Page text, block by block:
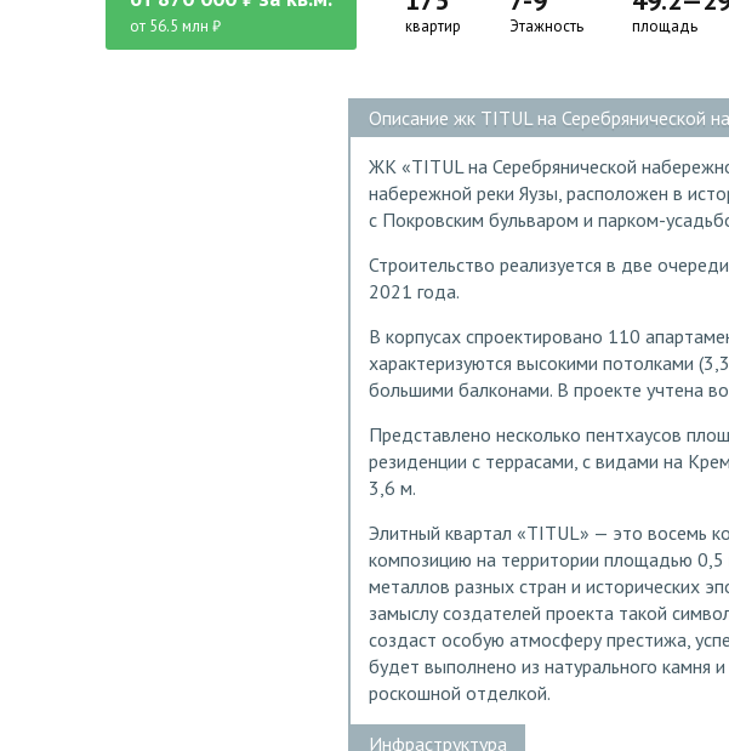
от 56.5 млн ₽ квартир Этажность площадь
Описание жк TITUL на Серебрянической
ЖК «TITUL на Серебрянической
набережной реки Яузы, расположен в
с Покровским бульваром и парком-
Строительство реализуется в две
2021 года.
В корпусах спроектировано 110
характеризуются высокими потолками
большими балконами. В проекте учтена
Представлено несколько пентхаусов
резиденции с террасами, с видами на
3,6 м.
Элитный квартал «TITUL» — это восемь
композицию на территории площадью
металлов разных стран и исторических
замыслу создателей проекта такой
создаст особую атмосферу престижа,
будет выполнено из натурального
роскошной отделкой.
Инфраструктура